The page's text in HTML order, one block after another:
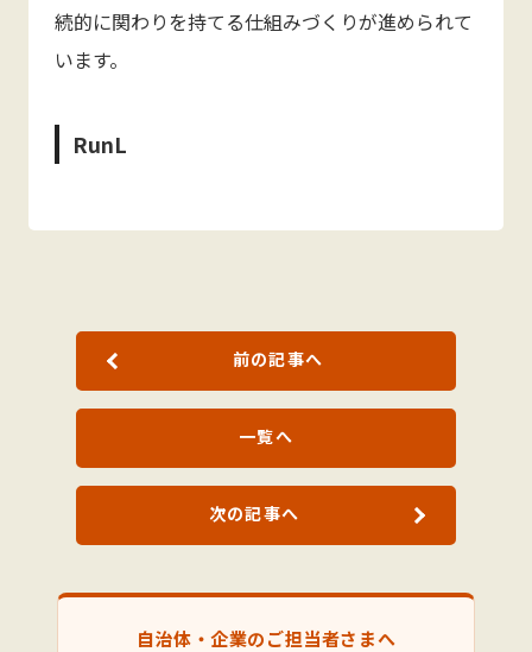
続的に関わりを持てる仕組みづくりが進められて
います。
RunL
前の記事へ
一覧へ
次の記事へ
自治体・企業のご担当者さまへ